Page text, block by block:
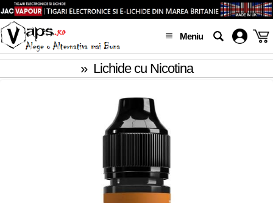
Meniu
» Lichide cu Nicotina